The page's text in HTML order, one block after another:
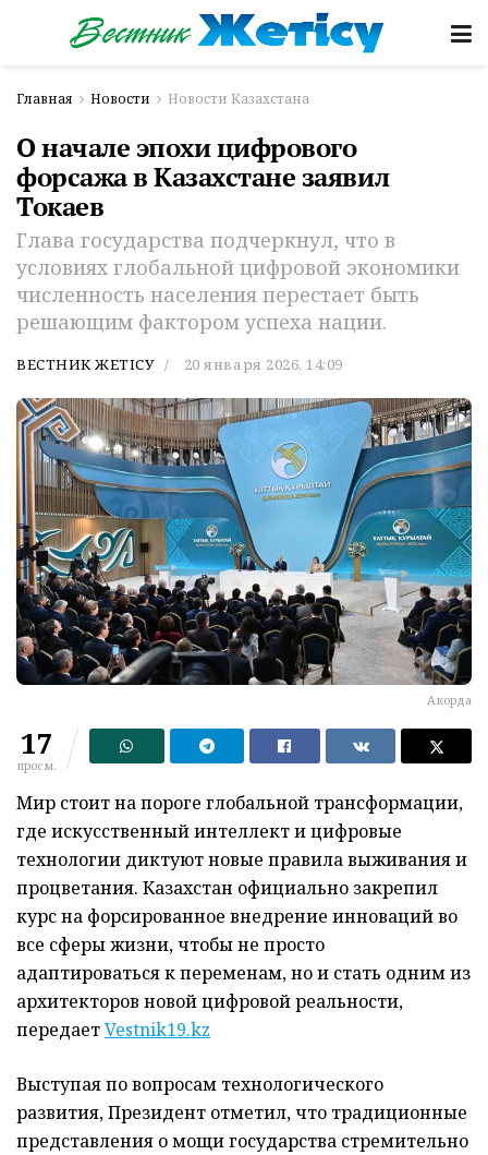
Главная Новости Новости Казахстана
О начале эпохи цифрового
форсажа в Казахстане заявил
Токаев
Глава государства подчеркнул, что в
условиях глобальной цифровой экономики
численность населения перестает быть
решающим фактором успеха нации.
ВЕСТНИК ЖЕТІСУ 20 января 2026, 14:09
Акорда
17
просм.
Мир стоит на пороге глобальной трансформации,
где искусственный интеллект и цифровые
технологии диктуют новые правила выживания и
процветания. Казахстан официально закрепил
курс на форсированное внедрение инноваций во
все сферы жизни, чтобы не просто
адаптироваться к переменам, но и стать одним из
архитекторов новой цифровой реальности,
передаетVestnik19.kz
Выступая по вопросам технологического
развития, Президент отметил, что традиционные
представления о мощи государства стремительно